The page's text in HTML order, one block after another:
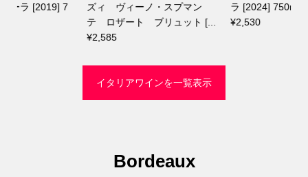
ラ [2024] 750ml
｜ネッビオーロ [2022] 750ml
¥4,730
イタリアワインを一覧表示
Bordeaux